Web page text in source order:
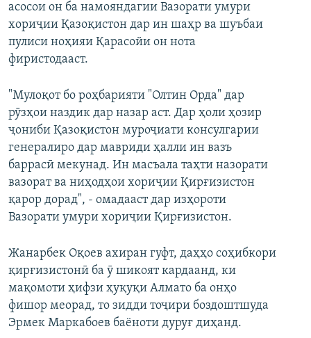
асосои он ба намояндагии Вазорати умури
хориҷии Қазоқистон дар ин шаҳр ва шуъбаи
пулиси ноҳияи Қарасойи он нота
фиристодааст.
"Мулоқот бо роҳбарияти "Олтин Орда" дар
рӯзҳои наздик дар назар аст. Дар ҳоли ҳозир
ҷониби Қазоқистон муроҷиати консулгарии
генералиро дар мавриди ҳалли ин вазъ
баррасӣ мекунад. Ин масъала таҳти назорати
вазорат ва ниҳодҳои хориҷии Қирғизистон
қарор дорад", - омадааст дар изҳороти
Вазорати умури хориҷии Қирғизистон.
Жанарбек Оқоев ахиран гуфт, даҳҳо соҳибкори
қирғизистонӣ ба ӯ шикоят кардаанд, ки
мақомоти ҳифзи ҳуқуқи Алмато ба онҳо
фишор меорад, то зидди тоҷири боздоштшуда
Эрмек Маркабоев баёноти дуруғ диҳанд.